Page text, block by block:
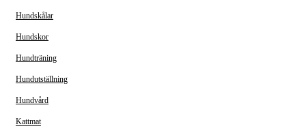
Hundskålar
Hundskor
Hundträning
Hundutställning
Hundvård
Kattmat